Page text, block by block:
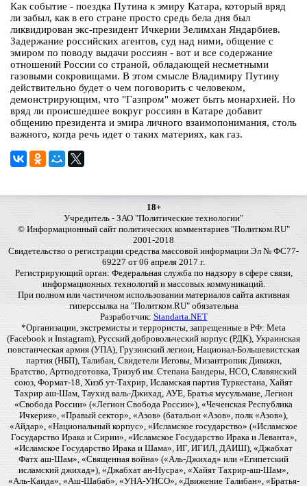
Как событие - поездка Путина к эмиру Катара, который вряд
ли забыл, как в его стране просто средь бела дня был
ликвидирован экс-президент Ичкерии Зелимхан Яндарбиев.
Задержание российских агентов, суд над ними, общение с
эмиром по поводу выдачи россиян - вот и все содержание
отношений России со страной, обладающей несметными
газовыми сокровищами. В этом смысле Владимиру Путину
действительно будет о чем поговорить с человеком,
демонстрирующим, что "Газпром" может быть монархией. Но
вряд ли происшедшее вокруг россиян в Катаре добавит
общению президента и эмира личного взаимопонимания, столь
важного, когда речь идет о таких материях, как газ.
18+
Учредитель - ЗАО "Политические технологии"
© Информационный сайт политических комментариев "Политком.RU"
2001-2018
Свидетельство о регистрации средства массовой информации Эл № ФС77-
69227 от 06 апреля 2017 г.
Регистрирующий орган: Федеральная служба по надзору в сфере связи,
информационных технологий и массовых коммуникаций.
При полном или частичном использовании материалов сайта активная
гиперссылка на "Политком.RU" обязательна
Разработчик: Standarta.NET
*Организации, экстремисты и террористы, запрещенные в РФ: Meta
(Facebook и Instagram), Русский добровольческий корпус (РДК), Украинская
повстанческая армия (УПА), Грузинский легион, Национал-Большевистская
партия (НБП), Талибан, Свидетели Иеговы, Мизантропик Дивижн,
Братство, Артподготовка, Тризуб им. Степана Бандеры, НСО, Славянский
союз, Формат-18, Хизб ут-Тахрир, Исламская партия Туркестана, Хайят
Тахрир аш-Шам, Таухид валь-Джихад, АУЕ, Братья мусульмане, Легион
«Свобода России» («Легион Свобода России»), «Чеченская Республика
Ичкерия», «Правый сектор», «Азов» (батальон «Азов», полк «Азов»),
«Айдар», «Национальный корпус», «Исламское государство» («Исламское
Государство Ирака и Сирии», «Исламское Государство Ирака и Леванта»,
«Исламское Государство Ирака и Шама», ИГ, ИГИЛ, ДАИШ), «Джабхат
Фатх аш-Шам», «Священная война» («Аль-Джихад» или «Египетский
исламский джихад»), «Джабхат ан-Нусра», «Хайят Тахрир-аш-Шам»,
«Аль-Каида», «Аш-Шабаб», «УНА-УНСО», «Движение Талибан», «Братья-